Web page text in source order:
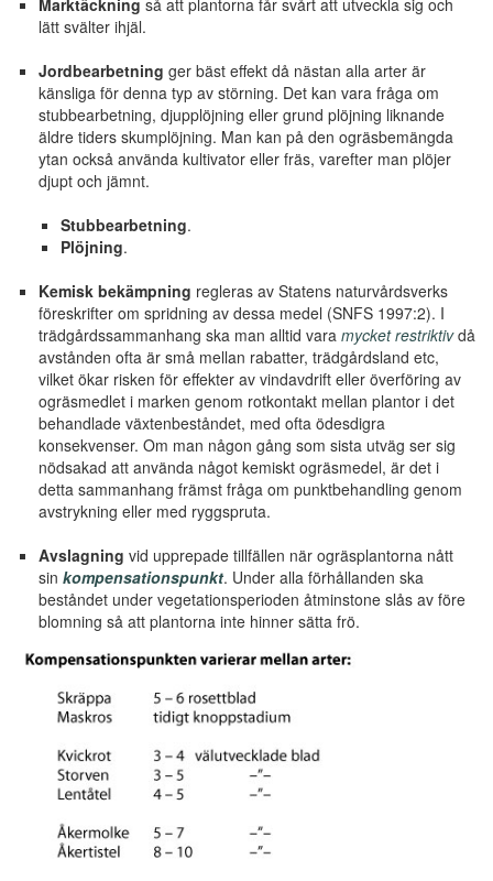
Marktäckning så att plantorna får svårt att utveckla sig och
lätt svälter ihjäl.
Jordbearbetning ger bäst effekt då nästan alla arter är
känsliga för denna typ av störning. Det kan vara fråga om
stubbearbetning, djupplöjning eller grund plöjning liknande
äldre tiders skumplöjning. Man kan på den ogräsbemängda
ytan också använda kultivator eller fräs, varefter man plöjer
djupt och jämnt.
Stubbearbetning.
Plöjning.
Kemisk bekämpning regleras av Statens naturvårdsverks
föreskrifter om spridning av dessa medel (SNFS 1997:2). I
trädgårdssammanhang ska man alltid vara mycket restriktivdå
avstånden ofta är små mellan rabatter, trädgårdsland etc,
vilket ökar risken för effekter av vindavdrift eller överföring av
ogräsmedlet i marken genom rotkontakt mellan plantor i det
behandlade växtenbeståndet, med ofta ödesdigra
konsekvenser. Om man någon gång som sista utväg ser sig
nödsakad att använda något kemiskt ogräsmedel, är det i
detta sammanhang främst fråga om punktbehandling genom
avstrykning eller med ryggspruta.
Avslagning vid upprepade tillfällen när ogräsplantorna nått
sin kompensationspunkt. Under alla förhållanden ska
beståndet under vegetationsperioden åtminstone slås av före
blomning så att plantorna inte hinner sätta frö.